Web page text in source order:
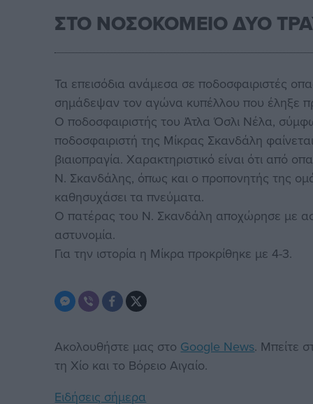
ΣΤΟ ΝΟΣΟΚΟΜΕΙΟ ΔΥΟ
Τα επεισόδια ανάμεσα σε ποδοσφαιριστές
σημάδεψαν τον αγώνα κυπέλλου που έληξε
Ο ποδοσφαιριστής του Άτλα Όσλι Νέλα,
ποδοσφαιριστή της Μίκρας Σκανδάλη
βιαιοπραγία. Χαρακτηριστικό είναι ότι από
Ν. Σκανδάλης, όπως και ο προπονητής της
καθησυχάσει τα πνεύματα.
Ο πατέρας του Ν. Σκανδάλη αποχώρησε με
αστυνομία.
Για την ιστορία η Μίκρα προκρίθηκε με 4-3.
Ακολουθήστε μας στο Google News. Μπείτε
τη Χίο και το Βόρειο Αιγαίο.
Ειδήσεις σήμερα